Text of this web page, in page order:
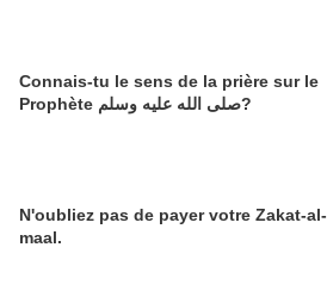
Connais-tu le sens de la prière sur le
Prophète صلى الله عليه وسلم?
N'oubliez pas de payer votre Zakat-al-
maal.